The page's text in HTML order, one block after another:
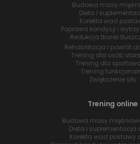
Budowa masy
Dieta i
Korekta wad
Poprawa kondycji i
Redukcja tkanki
Rehabilitacja i powrót
Trening dla osób
Trening dla
Trening
Zwiększenie siły
Trening online
Budowa masy
Dieta i suplementacja
Korekta wad postawy